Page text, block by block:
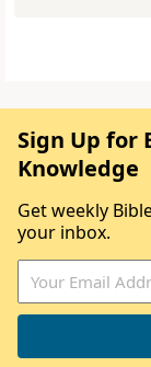
Sign Up for
Knowledge
Get weekly
your inbox.